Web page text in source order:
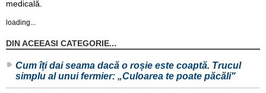
medicală.
loading...
DIN ACEEASI CATEGORIE...
Cum îți dai seama dacă o roșie este coaptă. Trucul
simplu al unui fermier: „Culoarea te poate păcăli"